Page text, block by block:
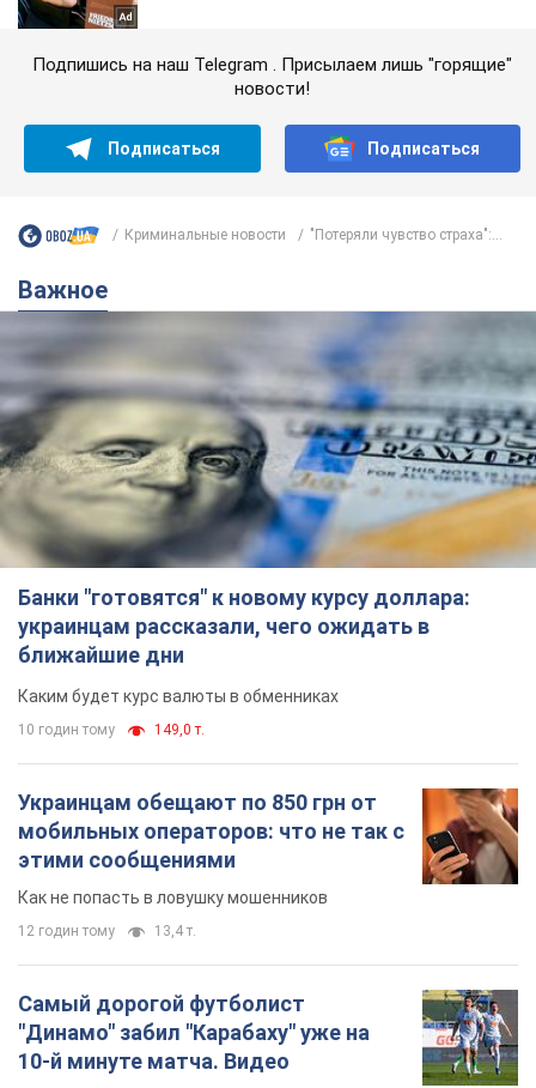
Подпишись на наш Telegram . Присылаем лишь "горящие"
новости!
Подписаться Подписаться
Криминальные новости "Потеряли чувство страха":...
Важное
Банки "готовятся" к новому курсу доллара:
украинцам рассказали, чего ожидать в
ближайшие дни
Каким будет курс валюты в обменниках
10 годин тому 149,0 т.
Украинцам обещают по 850 грн от
мобильных операторов: что не так с
этими сообщениями
Как не попасть в ловушку мошенников
12 годин тому 13,4 т.
Самый дорогой футболист
"Динамо" забил "Карабаху" уже на
10-й минуте матча. Видео